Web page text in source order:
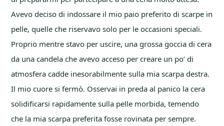
Avevo deciso di indossare il mio paio preferito di scarpe in
pelle, quelle che riservavo solo per le occasioni speciali.
Proprio mentre stavo per uscire, una grossa goccia di cera
da una candela che avevo acceso per creare un po’ di
atmosfera cadde inesorabilmente sulla mia scarpa destra.
Il mio cuore si fermò. Osservai in preda al panico la cera
solidificarsi rapidamente sulla pelle morbida, temendo
che la mia scarpa preferita fosse rovinata per sempre.